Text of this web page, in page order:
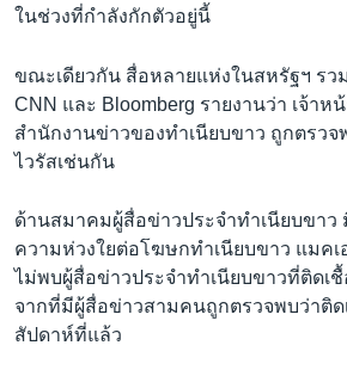
ในช่วงที่กำลังกักตัวอยู่นี้
ขณะเดียวกัน สื่อหลายแห่งในสหรัฐฯ รว
CNN และ Bloomberg รายงานว่า เจ้า
สำนักงานข่าวของทำเนียบขาว ถูกตรวจ
ไวรัสเช่นกัน
ด้านสมาคมผู้สื่อข่าวประจำทำเนียบขาว
ความห่วงใยต่อโฆษกทำเนียบขาว แมค
ไม่พบผู้สื่อข่าวประจำทำเนียบขาวที่ติดเ
จากที่มีผู้สื่อข่าวสามคนถูกตรวจพบว่าติด
สัปดาห์ที่แล้ว